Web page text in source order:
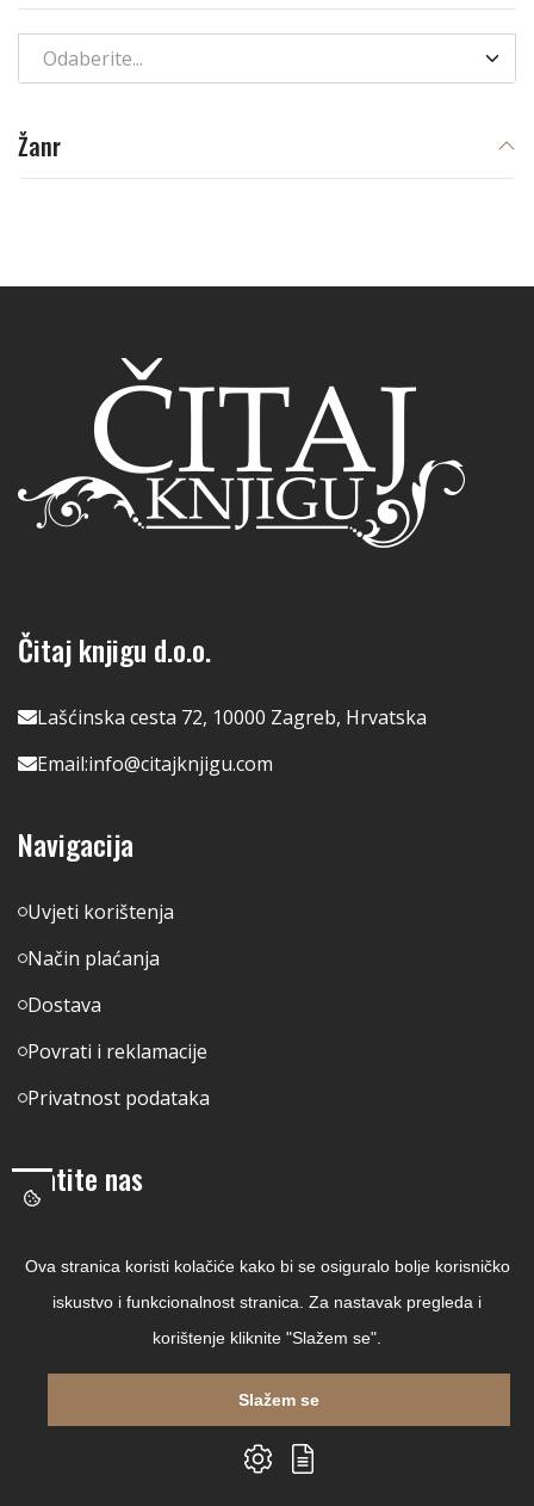
Odaberite...
Žanr
Čitaj knjigu d.o.o.
Lašćinska cesta 72, 10000 Zagreb, Hrvatska
Email:info@citajknjigu.com
Navigacija
Uvjeti korištenja
Način plaćanja
Dostava
Povrati i reklamacije
Privatnost podataka
Pratite nas
Linkedin
Ova stranica koristi kolačiće kako bi se osiguralo bolje korisničko
iskustvo i funkcionalnost stranica. Za nastavak pregleda i
korištenje kliknite "Slažem se".
Slažem se